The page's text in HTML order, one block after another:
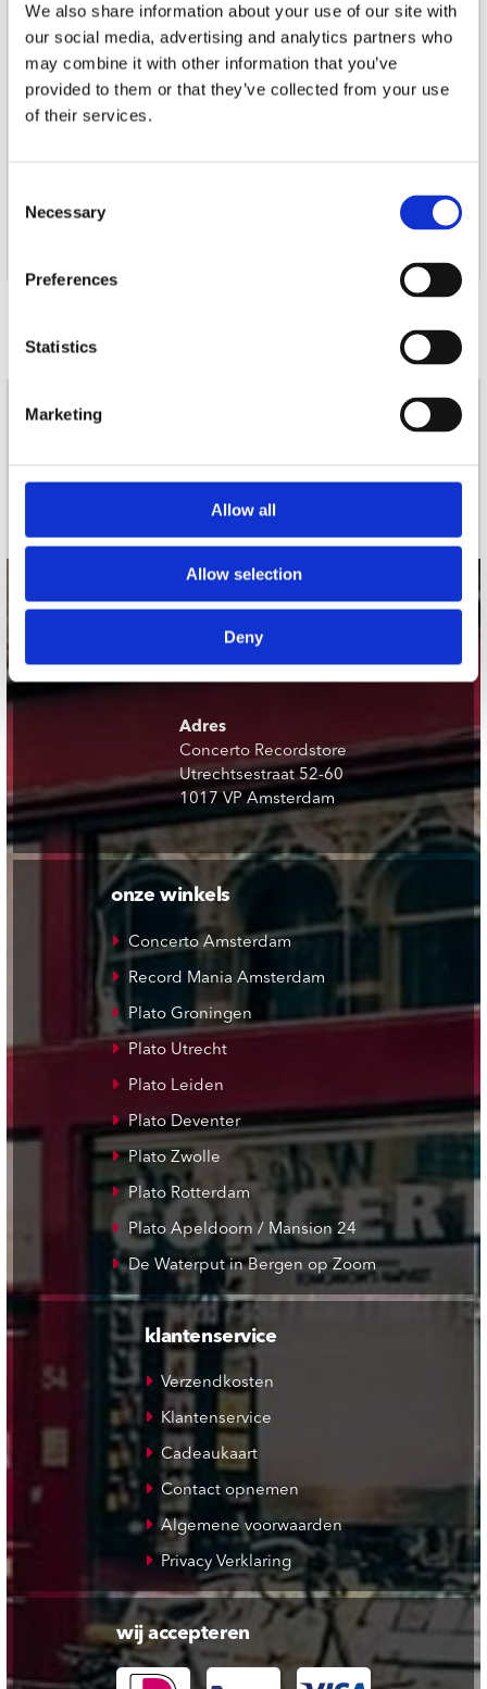
We also share information about your use of our site with
our social media, advertising and analytics partners who
may combine it with other information that you’ve
provided to them or that they’ve collected from your use
of their services.
Selection
Necessary
Preferences
Statistics
Marketing
Allow all
Allow selection
Deny
contact
Stuur ons een e-mail
webwinkel@platomania.nl
Adres
Concerto Recordstore
Utrechtsestraat 52-60
1017 VP Amsterdam
onze winkels
Concerto Amsterdam
Record Mania Amsterdam
Plato Groningen
Plato Utrecht
Plato Leiden
Plato Deventer
Plato Zwolle
Plato Rotterdam
Plato Apeldoorn / Mansion 24
De Waterput in Bergen op Zoom
klantenservice
Verzendkosten
Klantenservice
Cadeaukaart
Contact opnemen
Algemene voorwaarden
Privacy Verklaring
wij accepteren